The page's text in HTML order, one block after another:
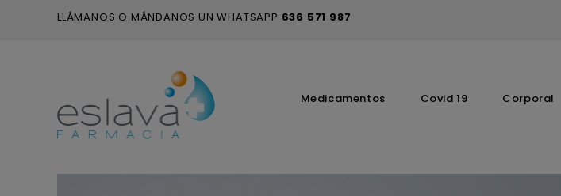
LLÁMANOS O MÁNDANOS UN WHATSAPP 636 571 987
Medicamentos Covid 19 Corporal